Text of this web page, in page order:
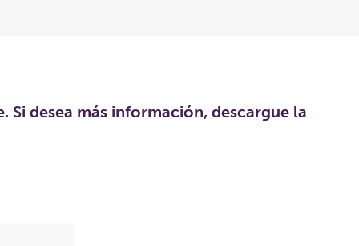
desea más información, descargue la